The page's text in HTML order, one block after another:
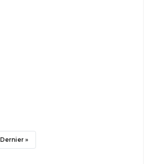
Dernière
Dernier »